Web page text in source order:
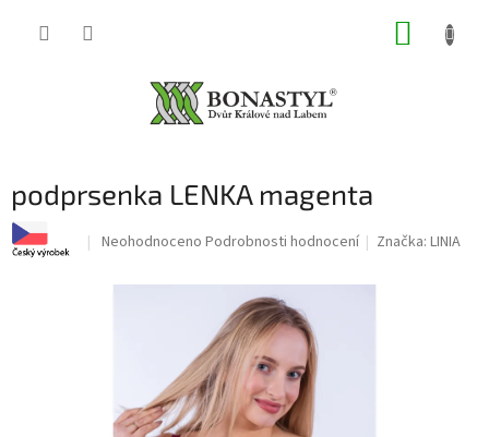
podprsenka LENKA magenta
Průměrné
produktu
hvězdiček.
Neohodnoceno Podrobnosti hodnocení Značka:LINIA